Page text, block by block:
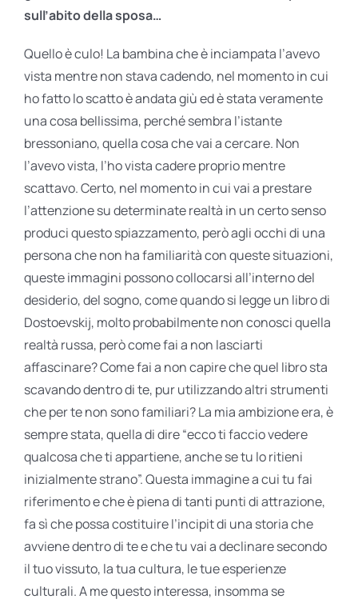
sull’abito della sposa…
Quello è culo! La bambina che è inciampata l’avevo
vista mentre non stava cadendo, nel momento in cui
ho fatto lo scatto è andata giù ed è stata veramente
una cosa bellissima, perché sembra l’istante
bressoniano, quella cosa che vai a cercare. Non
l’avevo vista, l’ho vista cadere proprio mentre
scattavo. Certo, nel momento in cui vai a prestare
l’attenzione su determinate realtà in un certo senso
produci questo spiazzamento, però agli occhi di una
persona che non ha familiarità con queste situazioni,
queste immagini possono collocarsi all’interno del
desiderio, del sogno, come quando si legge un libro di
Dostoevskij, molto probabilmente non conosci quella
realtà russa, però come fai a non lasciarti
affascinare? Come fai a non capire che quel libro sta
scavando dentro di te, pur utilizzando altri strumenti
che per te non sono familiari? La mia ambizione era, è
sempre stata, quella di dire “ecco ti faccio vedere
qualcosa che ti appartiene, anche se tu lo ritieni
inizialmente strano”. Questa immagine a cui tu fai
riferimento e che è piena di tanti punti di attrazione,
fa sì che possa costituire l’incipit di una storia che
avviene dentro di te e che tu vai a declinare secondo
il tuo vissuto, la tua cultura, le tue esperienze
culturali. A me questo interessa, insomma se